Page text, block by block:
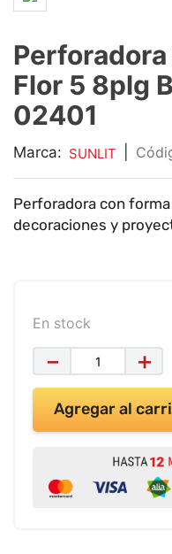
Flor 5 8plg
02401
Marca: SUNLIT
Perforadora con
decoraciones y
En stock
＋
－
Agregar al
4.
6.
marcadores
7.
audifonos
impresora
10
masa moldear vaso